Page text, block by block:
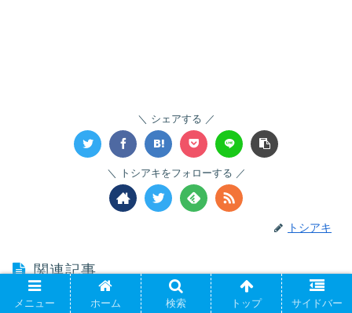
シェアする
トシアキをフォローする
トシアキ
関連記事
メニュー ホーム 検索 トップ サイドバー